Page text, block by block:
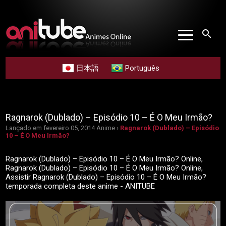
search
日本語 Português
Ragnarok (Dublado) – Episódio 10 – É O Meu Irmão?
Lançado em fevereiro 05, 2014 Anime › Ragnarok (Dublado) – Episódio
10 – É O Meu Irmão?
Ragnarok (Dublado) – Episódio 10 – É O Meu Irmão? Online,
Ragnarok (Dublado) – Episódio 10 – É O Meu Irmão? Online,
Assistir Ragnarok (Dublado) – Episódio 10 – É O Meu Irmão?
temporada completa deste anime - ANITUBE